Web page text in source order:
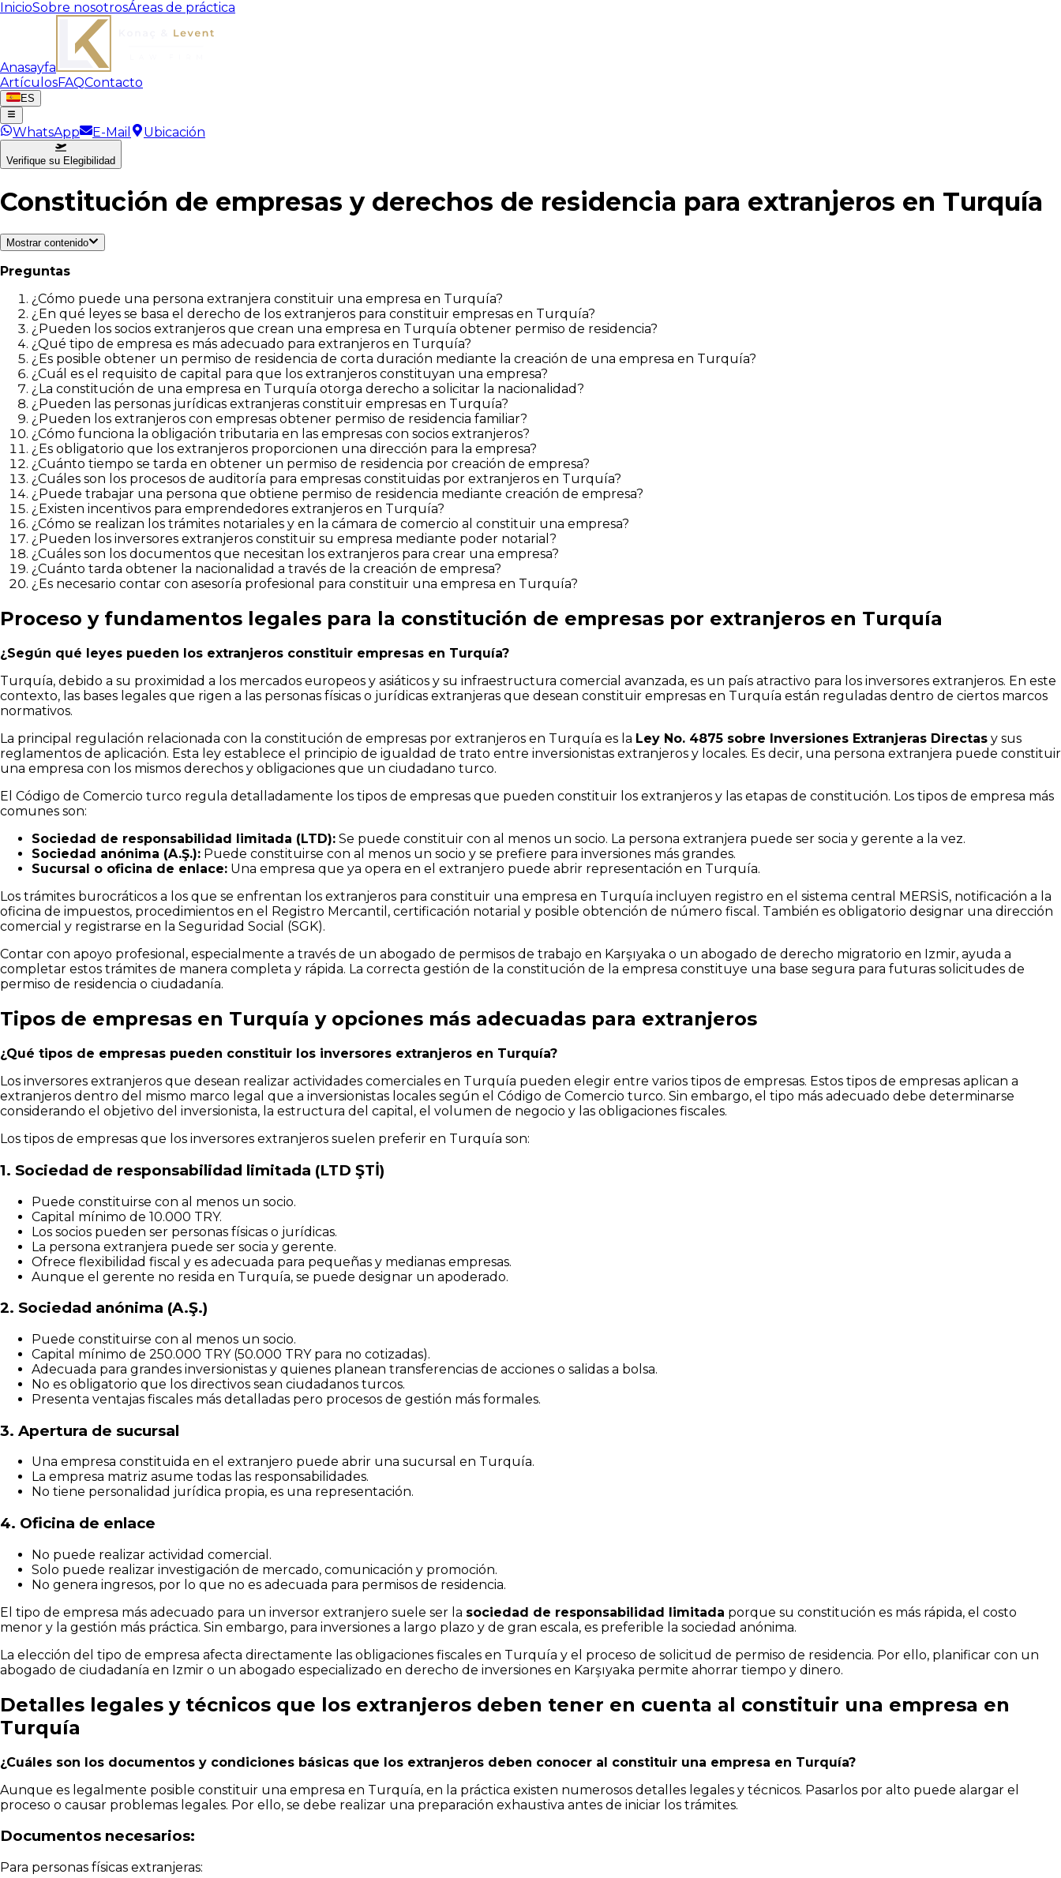
InicioSobre nosotrosÁreas de práctica
Anasayfa
ArtículosFAQContacto
ES
WhatsApp E-Mail Ubicación
Verifique su Elegibilidad
Constitución de empresas y derechos de residencia para extranjeros en Turquía
Mostrar contenido
Preguntas
¿Cómo puede una persona extranjera constituir una empresa en Turquía?
¿En qué leyes se basa el derecho de los extranjeros para constituir empresas en Turquía?
¿Pueden los socios extranjeros que crean una empresa en Turquía obtener permiso de residencia?
¿Qué tipo de empresa es más adecuado para extranjeros en Turquía?
¿Es posible obtener un permiso de residencia de corta duración mediante la creación de una empresa en Turquía?
¿Cuál es el requisito de capital para que los extranjeros constituyan una empresa?
¿La constitución de una empresa en Turquía otorga derecho a solicitar la nacionalidad?
¿Pueden las personas jurídicas extranjeras constituir empresas en Turquía?
¿Pueden los extranjeros con empresas obtener permiso de residencia familiar?
¿Cómo funciona la obligación tributaria en las empresas con socios extranjeros?
¿Es obligatorio que los extranjeros proporcionen una dirección para la empresa?
¿Cuánto tiempo se tarda en obtener un permiso de residencia por creación de empresa?
¿Cuáles son los procesos de auditoría para empresas constituidas por extranjeros en Turquía?
¿Puede trabajar una persona que obtiene permiso de residencia mediante creación de empresa?
¿Existen incentivos para emprendedores extranjeros en Turquía?
¿Cómo se realizan los trámites notariales y en la cámara de comercio al constituir una empresa?
¿Pueden los inversores extranjeros constituir su empresa mediante poder notarial?
¿Cuáles son los documentos que necesitan los extranjeros para crear una empresa?
¿Cuánto tarda obtener la nacionalidad a través de la creación de empresa?
¿Es necesario contar con asesoría profesional para constituir una empresa en Turquía?
Proceso y fundamentos legales para la constitución de empresas por extranjeros en Turquía
¿Según qué leyes pueden los extranjeros constituir empresas en Turquía?
Turquía, debido a su proximidad a los mercados europeos y asiáticos y su infraestructura comercial avanzada, es un país atractivo para los inversores extranjeros. En este
contexto, las bases legales que rigen a las personas físicas o jurídicas extranjeras que desean constituir empresas en Turquía están reguladas dentro de ciertos marcos
normativos.
La principal regulación relacionada con la constitución de empresas por extranjeros en Turquía es la Ley No. 4875 sobre Inversiones Extranjeras Directas y sus
reglamentos de aplicación. Esta ley establece el principio de igualdad de trato entre inversionistas extranjeros y locales. Es decir, una persona extranjera puede constituir
una empresa con los mismos derechos y obligaciones que un ciudadano turco.
El Código de Comercio turco regula detalladamente los tipos de empresas que pueden constituir los extranjeros y las etapas de constitución. Los tipos de empresa más
comunes son:
Sociedad de responsabilidad limitada (LTD): Se puede constituir con al menos un socio. La persona extranjera puede ser socia y gerente a la vez.
Sociedad anónima (A.Ş.): Puede constituirse con al menos un socio y se prefiere para inversiones más grandes.
Sucursal o oficina de enlace: Una empresa que ya opera en el extranjero puede abrir representación en Turquía.
Los trámites burocráticos a los que se enfrentan los extranjeros para constituir una empresa en Turquía incluyen registro en el sistema central MERSİS, notificación a la
oficina de impuestos, procedimientos en el Registro Mercantil, certificación notarial y posible obtención de número fiscal. También es obligatorio designar una dirección
comercial y registrarse en la Seguridad Social (SGK).
Contar con apoyo profesional, especialmente a través de un abogado de permisos de trabajo en Karşıyaka o un abogado de derecho migratorio en Izmir, ayuda a
completar estos trámites de manera completa y rápida. La correcta gestión de la constitución de la empresa constituye una base segura para futuras solicitudes de
permiso de residencia o ciudadanía.
Tipos de empresas en Turquía y opciones más adecuadas para extranjeros
¿Qué tipos de empresas pueden constituir los inversores extranjeros en Turquía?
Los inversores extranjeros que desean realizar actividades comerciales en Turquía pueden elegir entre varios tipos de empresas. Estos tipos de empresas aplican a
extranjeros dentro del mismo marco legal que a inversionistas locales según el Código de Comercio turco. Sin embargo, el tipo más adecuado debe determinarse
considerando el objetivo del inversionista, la estructura del capital, el volumen de negocio y las obligaciones fiscales.
Los tipos de empresas que los inversores extranjeros suelen preferir en Turquía son:
1. Sociedad de responsabilidad limitada (LTD ŞTİ)
Puede constituirse con al menos un socio.
Capital mínimo de 10.000 TRY.
Los socios pueden ser personas físicas o jurídicas.
La persona extranjera puede ser socia y gerente.
Ofrece flexibilidad fiscal y es adecuada para pequeñas y medianas empresas.
Aunque el gerente no resida en Turquía, se puede designar un apoderado.
2. Sociedad anónima (A.Ş.)
Puede constituirse con al menos un socio.
Capital mínimo de 250.000 TRY (50.000 TRY para no cotizadas).
Adecuada para grandes inversionistas y quienes planean transferencias de acciones o salidas a bolsa.
No es obligatorio que los directivos sean ciudadanos turcos.
Presenta ventajas fiscales más detalladas pero procesos de gestión más formales.
3. Apertura de sucursal
Una empresa constituida en el extranjero puede abrir una sucursal en Turquía.
La empresa matriz asume todas las responsabilidades.
No tiene personalidad jurídica propia, es una representación.
4. Oficina de enlace
No puede realizar actividad comercial.
Solo puede realizar investigación de mercado, comunicación y promoción.
No genera ingresos, por lo que no es adecuada para permisos de residencia.
El tipo de empresa más adecuado para un inversor extranjero suele ser la sociedad de responsabilidad limitada porque su constitución es más rápida, el costo
menor y la gestión más práctica. Sin embargo, para inversiones a largo plazo y de gran escala, es preferible la sociedad anónima.
La elección del tipo de empresa afecta directamente las obligaciones fiscales en Turquía y el proceso de solicitud de permiso de residencia. Por ello, planificar con un
abogado de ciudadanía en Izmir o un abogado especializado en derecho de inversiones en Karşıyaka permite ahorrar tiempo y dinero.
Detalles legales y técnicos que los extranjeros deben tener en cuenta al constituir una empresa en
Turquía
¿Cuáles son los documentos y condiciones básicas que los extranjeros deben conocer al constituir una empresa en Turquía?
Aunque es legalmente posible constituir una empresa en Turquía, en la práctica existen numerosos detalles legales y técnicos. Pasarlos por alto puede alargar el
proceso o causar problemas legales. Por ello, se debe realizar una preparación exhaustiva antes de iniciar los trámites.
Documentos necesarios:
Para personas físicas extranjeras: